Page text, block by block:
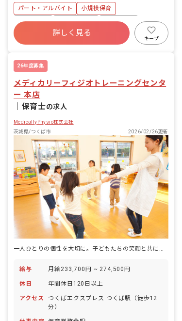
パート・アルバイト
小規模保育
4月入職OK
社会保険完備
土日祝休み
福利厚生充実
残業少なめ
詳しく見る
キープ
26年度募集
メディカリーフィジオトレーニングセンタ
ー 本店
保育士の求人
MedicallyPhysio株式会社
茨城県/つくば市
2026/02/26更新
一人ひとりの個性を大切に。子どもたちの笑顔と共に成長できる喜びを感じませんか？
給与 月給233,700円 ~ 274,500円
休日 年間休日120日以上
アクセス
つくばエクスプレス つくば駅（徒歩12
分）